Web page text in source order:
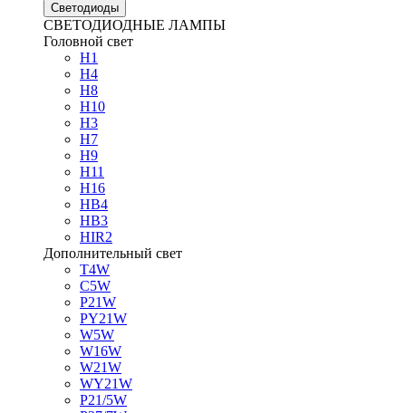
Светодиоды
СВЕТОДИОДНЫЕ ЛАМПЫ
Головной свет
H1
H4
H8
H10
H3
H7
H9
H11
H16
HB4
HB3
HIR2
Дополнительный свет
T4W
C5W
P21W
PY21W
W5W
W16W
W21W
WY21W
P21/5W